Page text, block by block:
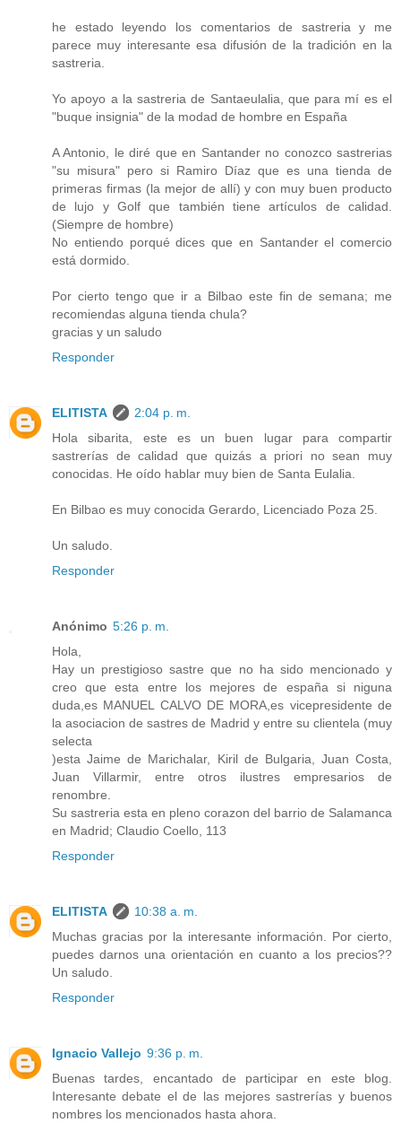
he estado leyendo los comentarios de sastreria y me
parece muy interesante esa difusión de la tradición en la
sastreria.
Yo apoyo a la sastreria de Santaeulalia, que para mí es el
"buque insignia" de la modad de hombre en España
A Antonio, le diré que en Santander no conozco sastrerias
"su misura" pero si Ramiro Díaz que es una tienda de
primeras firmas (la mejor de allí) y con muy buen producto
de lujo y Golf que también tiene artículos de calidad.
(Siempre de hombre)
No entiendo porqué dices que en Santander el comercio
está dormido.
Por cierto tengo que ir a Bilbao este fin de semana; me
recomiendas alguna tienda chula?
gracias y un saludo
Responder
ELITISTA
2:04 p. m.
Hola sibarita, este es un buen lugar para compartir
sastrerías de calidad que quizás a priori no sean muy
conocidas. He oído hablar muy bien de Santa Eulalia.
En Bilbao es muy conocida Gerardo, Licenciado Poza 25.
Un saludo.
Responder
Anónimo 5:26 p. m.
Hola,
Hay un prestigioso sastre que no ha sido mencionado y
creo que esta entre los mejores de españa si niguna
duda,es MANUEL CALVO DE MORA,es vicepresidente de
la asociacion de sastres de Madrid y entre su clientela (muy
selecta
)esta Jaime de Marichalar, Kiril de Bulgaria, Juan Costa,
Juan Villarmir, entre otros ilustres empresarios de
renombre.
Su sastreria esta en pleno corazon del barrio de Salamanca
en Madrid; Claudio Coello, 113
Responder
ELITISTA
10:38 a. m.
Muchas gracias por la interesante información. Por cierto,
puedes darnos una orientación en cuanto a los precios??
Un saludo.
Responder
Ignacio Vallejo 9:36 p. m.
Buenas tardes, encantado de participar en este blog.
Interesante debate el de las mejores sastrerías y buenos
nombres los mencionados hasta ahora.